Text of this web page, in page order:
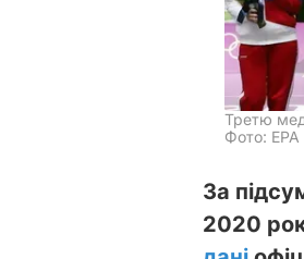
Третю
Фото: ЕРА
За
2020